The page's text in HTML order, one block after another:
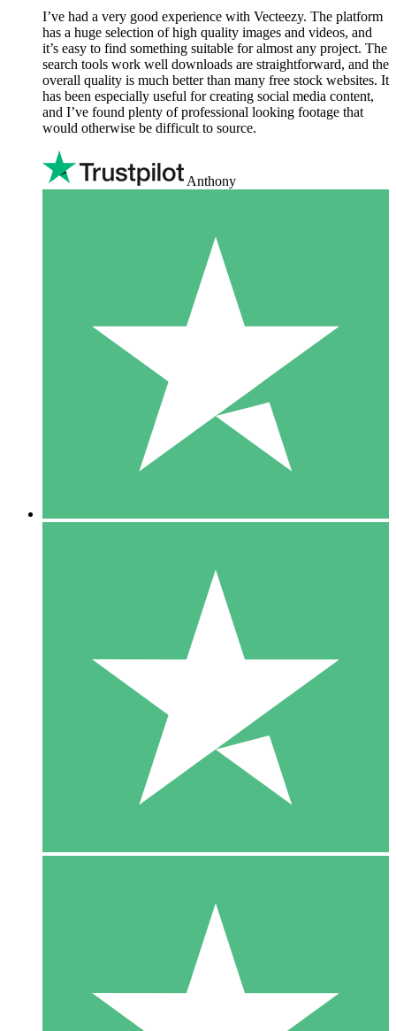
I’ve had a very good experience with Vecteezy. The platform
has a huge selection of high quality images and videos, and
it’s easy to find something suitable for almost any project. The
search tools work well downloads are straightforward, and the
overall quality is much better than many free stock websites. It
has been especially useful for creating social media content,
and I’ve found plenty of professional looking footage that
would otherwise be difficult to source.
Anthony